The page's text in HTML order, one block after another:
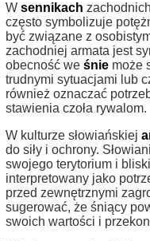
W sennikach
często symbolizuje
być związane z
zachodniej armata jest
obecność we śnie może
trudnymi sytuacjami lub
również oznaczać
stawienia czoła rywalom.
W kulturze słowiańskiej
do siły i ochrony.
swojego terytorium i
interpretowany jako
przed zewnętrznymi
sugerować, że śniący
swoich wartości i